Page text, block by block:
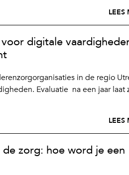
LEES
digitale
in de regio
Evaluatie na een jaar laat
LEES
de zorg: hoe word je een